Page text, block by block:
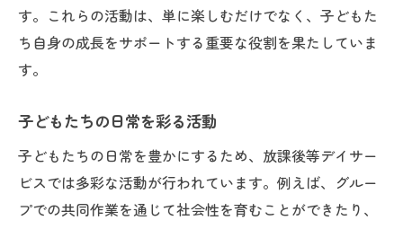
す。これらの活動は、単に楽しむだけでなく、子どもた
ち自身の成長をサポートする重要な役割を果たしていま
す。
子どもたちの日常を彩る活動
子どもたちの日常を豊かにするため、放課後等デイサー
ビスでは多彩な活動が行われています。例えば、グルー
プでの共同作業を通じて社会性を育むことができたり、